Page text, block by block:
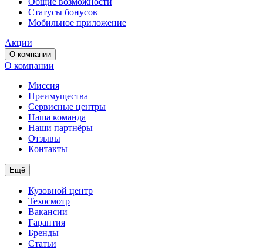
Статусы бонусов
Мобильное приложение
Акции
О компании
О компании
Миссия
Преимущества
Сервисные центры
Наша команда
Наши партнёры
Отзывы
Контакты
Ещё
Кузовной центр
Техосмотр
Вакансии
Гарантия
Бренды
Статьи